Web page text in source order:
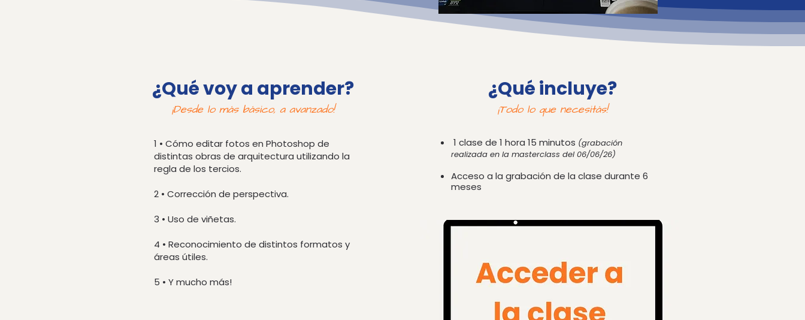
¿Qué voy a aprender?
¡Desde lo más básico, a avanzado!
1 • Cómo editar fotos en Photoshop de
distintas obras de arquitectura utilizando la
regla de los tercios.
2 • Corrección de perspectiva.
3 • Uso de viñetas.
4 • Reconocimiento de distintos formatos y
áreas útiles.
5 • Y mucho más!
¿Qué incluye?
¡Todo lo que necesitás!
1 clase de 1 hora 15 minutos (grabación
realizada en la masterclass del 06/06/26)
Acceso a la grabación de la clase durante 6
meses